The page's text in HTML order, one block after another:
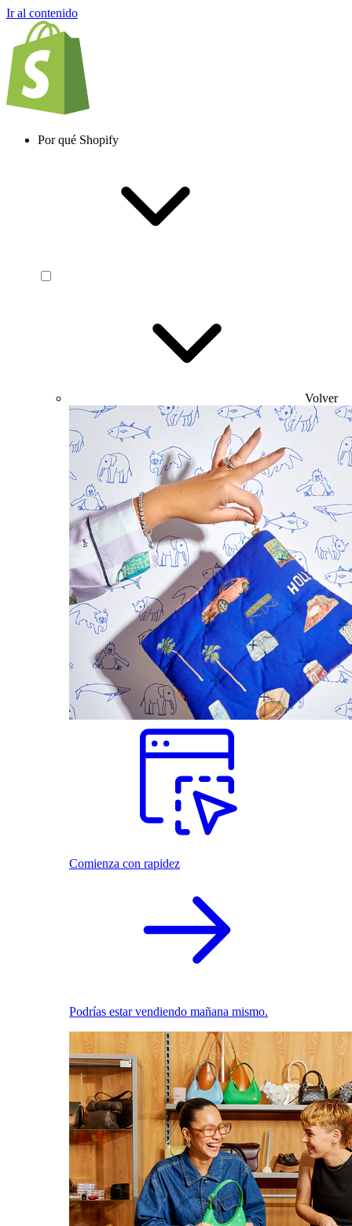
Ir al contenido
Por qué Shopify
Volver
Comienza con rapidez
Podrías estar vendiendo mañana mismo.